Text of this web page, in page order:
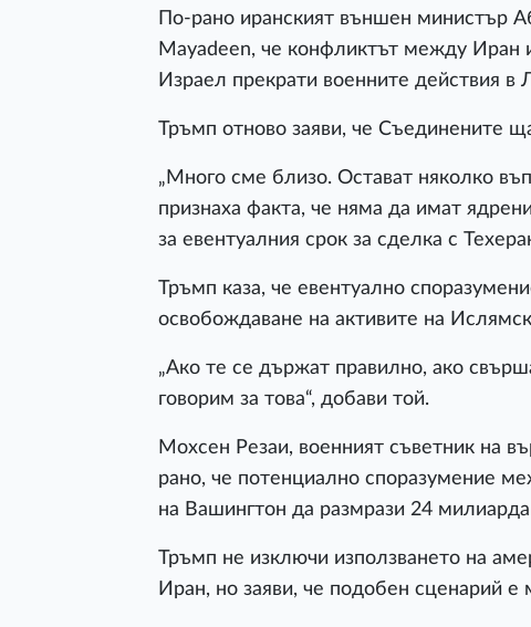
По-рано иранският външен министър
Mayadeen, че конфликтът между
Израел прекрати военните действия в
Тръмп отново заяви, че Съединените
„Много сме близо. Остават няколко
признаха факта, че няма да имат
за евентуалния срок за сделка с
Тръмп каза, че евентуално
освобождаване на активите на
„Ако те се държат правилно, ако
говорим за това“, добави той.
Мохсен Резаи, военният съветник на
рано, че потенциално споразумение
на Вашингтон да размрази 24
Тръмп не изключи използването на
Иран, но заяви, че подобен сценарий е